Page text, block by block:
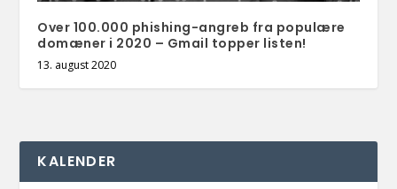
Over 100.000 phishing-angreb fra populære
domæner i 2020 – Gmail topper listen!
13. august 2020
KALENDER